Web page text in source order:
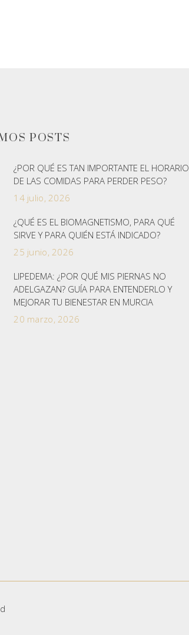
POSTS
¿POR QUÉ ES TAN IMPORTANTE EL HORARIO
DE LAS COMIDAS PARA PERDER PESO?
14 julio, 2026
¿QUÉ ES EL BIOMAGNETISMO, PARA QUÉ
SIRVE Y PARA QUIÉN ESTÁ INDICADO?
25 junio, 2026
LIPEDEMA: ¿POR QUÉ MIS PIERNAS NO
ADELGAZAN? GUÍA PARA ENTENDERLO Y
MEJORAR TU BIENESTAR EN MURCIA
20 marzo, 2026